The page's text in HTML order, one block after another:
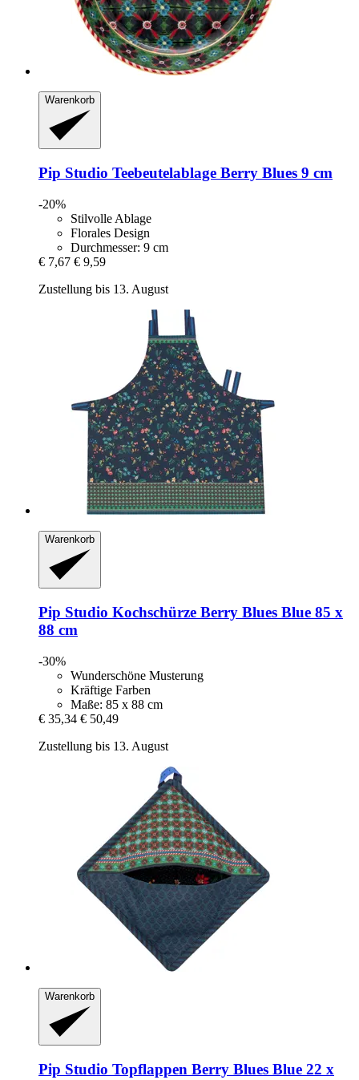
Warenkorb
Pip Studio Teebeutelablage Berry Blues 9 cm
-20%
Stilvolle Ablage
Florales Design
Durchmesser: 9 cm
€ 7,67 € 9,59
Zustellung bis 13. August
Warenkorb
Pip Studio Kochschürze Berry Blues Blue 85 x
88 cm
-30%
Wunderschöne Musterung
Kräftige Farben
Maße: 85 x 88 cm
€ 35,34 € 50,49
Zustellung bis 13. August
Warenkorb
Pip Studio Topflappen Berry Blues Blue 22 x